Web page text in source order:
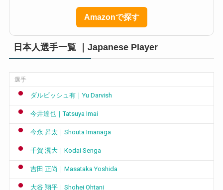
Amazonで探す
日本人選手一覧 ｜Japanese Player
選手
ダルビッシュ有｜Yu Darvish
今井達也｜Tatsuya Imai
今永 昇太｜Shouta Imanaga
千賀 滉大｜Kodai Senga
吉田 正尚｜Masataka Yoshida
大谷 翔平｜Shohei Ohtani